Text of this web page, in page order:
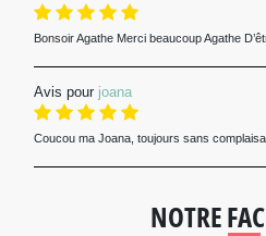
Bonsoir Agathe Merci beaucoup Agathe
Avis pour joana
Coucou ma Joana, toujours sans
NOTRE